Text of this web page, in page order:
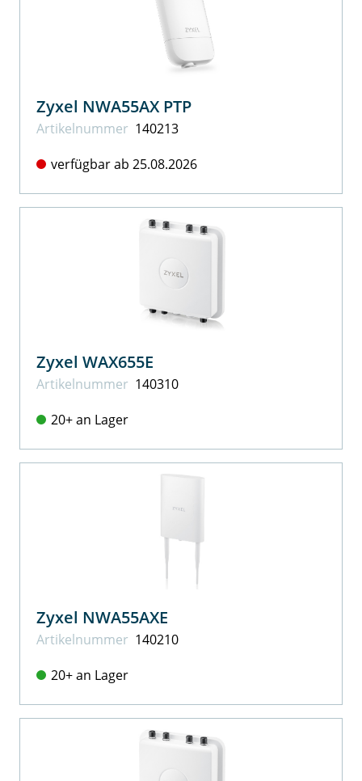
Zyxel NWA55AX PTP
Artikel­nummer 140213
verfügbar ab 25.08.2026
Zyxel WAX655E
Artikel­nummer 140310
20+ an Lager
Zyxel NWA55AXE
Artikel­nummer 140210
20+ an Lager